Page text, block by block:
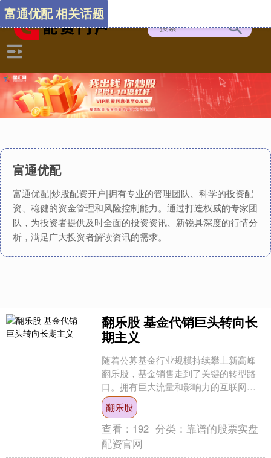
富通优配
富通优配|炒股配资开户|拥有专业的管理团队、科学的投资配
资、稳健的资金管理和风险控制能力。通过打造权威的专家团
队，为投资者提供及时全面的投资资讯、新锐具深度的行情分
析，满足广大投资者解读资讯的需求。
富通优配 相关话题
翻乐股 基金代销巨头转向长
期主义
随着公募基金行业规模持续攀上新高峰
翻乐股，基金销售走到了关键的转型路
口。拥有巨大流量和影响力的互联网代
销渠道，承载着投资者的信任，是许多
基民接触公募产品的“最后....
翻乐股
查看： 192 分类：靠谱的股票实盘
配资官网